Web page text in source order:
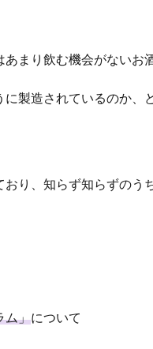
まり飲む機会がないお
製造されているのか、
り、知らず知らずのう
ム」について